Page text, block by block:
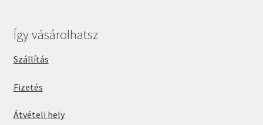
Így vásárolhatsz
Szállítás
Fizetés
Átvételi hely